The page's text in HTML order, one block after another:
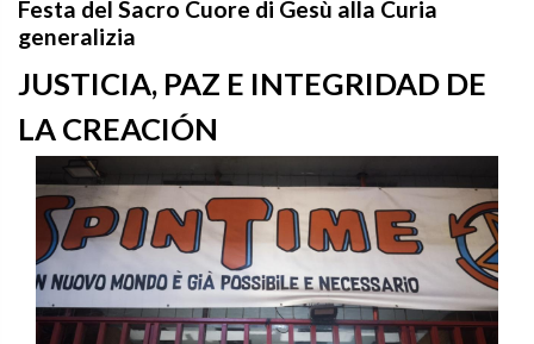
Festa del Sacro Cuore di Gesù alla Curia
generalizia
JUSTICIA, PAZ E INTEGRIDAD DE
LA CREACIÓN